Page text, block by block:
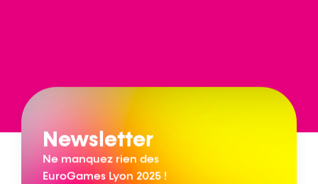
Newsletter
Ne manquez rien des
EuroGames Lyon 2025 !